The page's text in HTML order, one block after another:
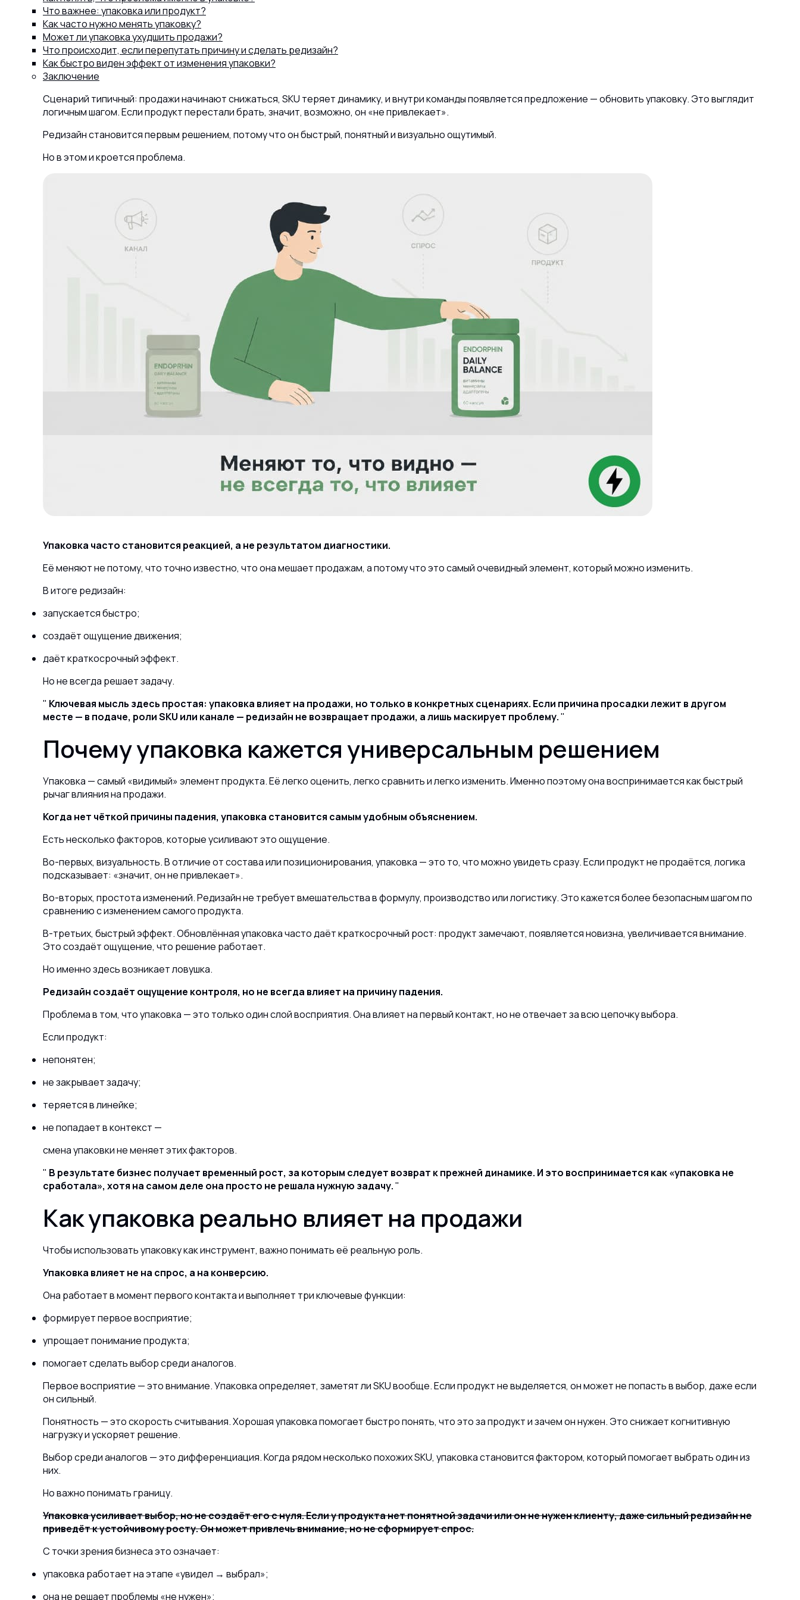
Что важнее: упаковка или продукт?
Как часто нужно менять упаковку?
Может ли упаковка ухудшить продажи?
Что происходит, если перепутать причину и сделать редизайн?
Как быстро виден эффект от изменения упаковки?
Заключение
Сценарий типичный: продажи начинают снижаться, SKU теряет динамику, и внутри команды появляется предложение — обновить упаковку. Это выглядит
логичным шагом. Если продукт перестали брать, значит, возможно, он «не привлекает».
Редизайн становится первым решением, потому что он быстрый, понятный и визуально ощутимый.
Но в этом и кроется проблема.
Упаковка часто становится реакцией, а не результатом диагностики.
Её меняют не потому, что точно известно, что она мешает продажам, а потому что это самый очевидный элемент, который можно изменить.
В итоге редизайн:
запускается быстро;
создаёт ощущение движения;
даёт краткосрочный эффект.
Но не всегда решает задачу.
Ключевая мысль здесь простая: упаковка влияет на продажи, но только в конкретных сценариях. Если причина просадки лежит в другом
месте — в подаче, роли SKU или канале — редизайн не возвращает продажи, а лишь маскирует проблему.
Почему упаковка кажется универсальным решением
Упаковка — самый «видимый» элемент продукта. Её легко оценить, легко сравнить и легко изменить. Именно поэтому она воспринимается как быстрый
рычаг влияния на продажи.
Когда нет чёткой причины падения, упаковка становится самым удобным объяснением.
Есть несколько факторов, которые усиливают это ощущение.
Во-первых, визуальность. В отличие от состава или позиционирования, упаковка — это то, что можно увидеть сразу. Если продукт не продаётся, логика
подсказывает: «значит, он не привлекает».
Во-вторых, простота изменений. Редизайн не требует вмешательства в формулу, производство или логистику. Это кажется более безопасным шагом по
сравнению с изменением самого продукта.
В-третьих, быстрый эффект. Обновлённая упаковка часто даёт краткосрочный рост: продукт замечают, появляется новизна, увеличивается внимание.
Это создаёт ощущение, что решение работает.
Но именно здесь возникает ловушка.
Редизайн создаёт ощущение контроля, но не всегда влияет на причину падения.
Проблема в том, что упаковка — это только один слой восприятия. Она влияет на первый контакт, но не отвечает за всю цепочку выбора.
Если продукт:
непонятен;
не закрывает задачу;
теряется в линейке;
не попадает в контекст —
смена упаковки не меняет этих факторов.
В результате бизнес получает временный рост, за которым следует возврат к прежней динамике. И это воспринимается как «упаковка не
сработала», хотя на самом деле она просто не решала нужную задачу.
Как упаковка реально влияет на продажи
Чтобы использовать упаковку как инструмент, важно понимать её реальную роль.
Упаковка влияет не на спрос, а на конверсию.
Она работает в момент первого контакта и выполняет три ключевые функции:
формирует первое восприятие;
упрощает понимание продукта;
помогает сделать выбор среди аналогов.
Первое восприятие — это внимание. Упаковка определяет, заметят ли SKU вообще. Если продукт не выделяется, он может не попасть в выбор, даже если
он сильный.
Понятность — это скорость считывания. Хорошая упаковка помогает быстро понять, что это за продукт и зачем он нужен. Это снижает когнитивную
нагрузку и ускоряет решение.
Выбор среди аналогов — это дифференциация. Когда рядом несколько похожих SKU, упаковка становится фактором, который помогает выбрать один из
них.
Но важно понимать границу.
Упаковка усиливает выбор, но не создаёт его с нуля. Если у продукта нет понятной задачи или он не нужен клиенту, даже сильный редизайн не
приведёт к устойчивому росту. Он может привлечь внимание, но не сформирует спрос.
С точки зрения бизнеса это означает:
упаковка работает на этапе «увидел → выбрал»;
она не решает проблемы «не нужен»;